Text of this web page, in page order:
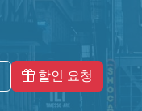
할인 요청